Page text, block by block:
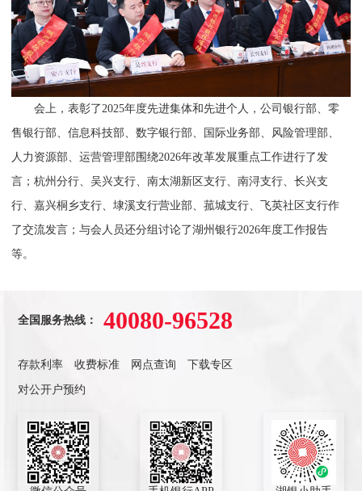
会上，表彰了2025年度先进集体和先进个人，公司银行部、零
售银行部、信息科技部、数字银行部、国际业务部、风险管理部、
人力资源部、运营管理部围绕2026年改革发展重点工作进行了发
言；杭州分行、吴兴支行、南太湖新区支行、南浔支行、长兴支
行、嘉兴桐乡支行、埭溪支行营业部、菰城支行、飞英社区支行作
了交流发言；与会人员还分组讨论了湖州银行2026年度工作报告
等。
全国服务热线： 40080-96528
存款利率 收费标准 网点查询 下载专区
对公开户预约